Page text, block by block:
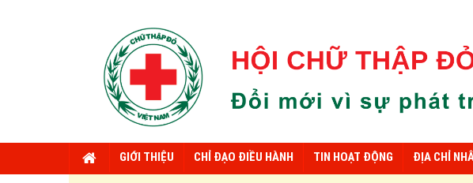
GIỚI THIỆU CHỈ ĐẠO ĐIỀU HÀNH TIN HOẠT ĐỘNG ĐỊA CHỈ